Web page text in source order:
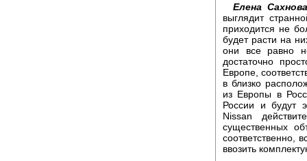
Елена
выглядит
приходится не
будет расти на
они все равно
достаточно
Европе,
в близко
из Европы в
России и будут
Nissan
существенных
соответственно,
ввозить